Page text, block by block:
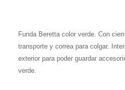
Funda Beretta color verde. Con
transporte y correa para colgar.
exterior para poder guardar
verde.